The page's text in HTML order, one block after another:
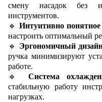
смену насадок без
инструментов.
🔹 Интуитивно понятное
настроить оптимальный
🔹 Эргономичный
ручка минимизируют
работе.
🔹 Система
стабильную работу
нагрузках.